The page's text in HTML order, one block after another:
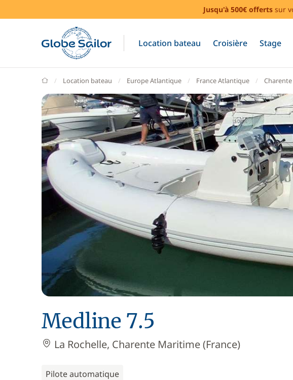
Jusqu'à 500€ offerts sur
Location bateau Croisière Stage
GlobeSailor
Location bateau Europe Atlantique France Atlantique
Medline 7.5
La Rochelle, Charente Maritime (France)
Pilote automatique